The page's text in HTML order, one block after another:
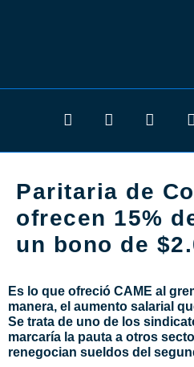
Paritaria de
ofrecen 15%
un bono de
Es lo que ofreció CAME al
manera, el aumento salarial
Se trata de uno de los
marcaría la pauta a otros
renegocian sueldos del